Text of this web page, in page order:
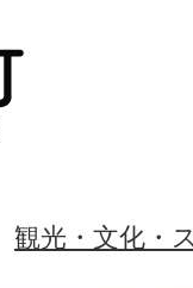
観光・文化・